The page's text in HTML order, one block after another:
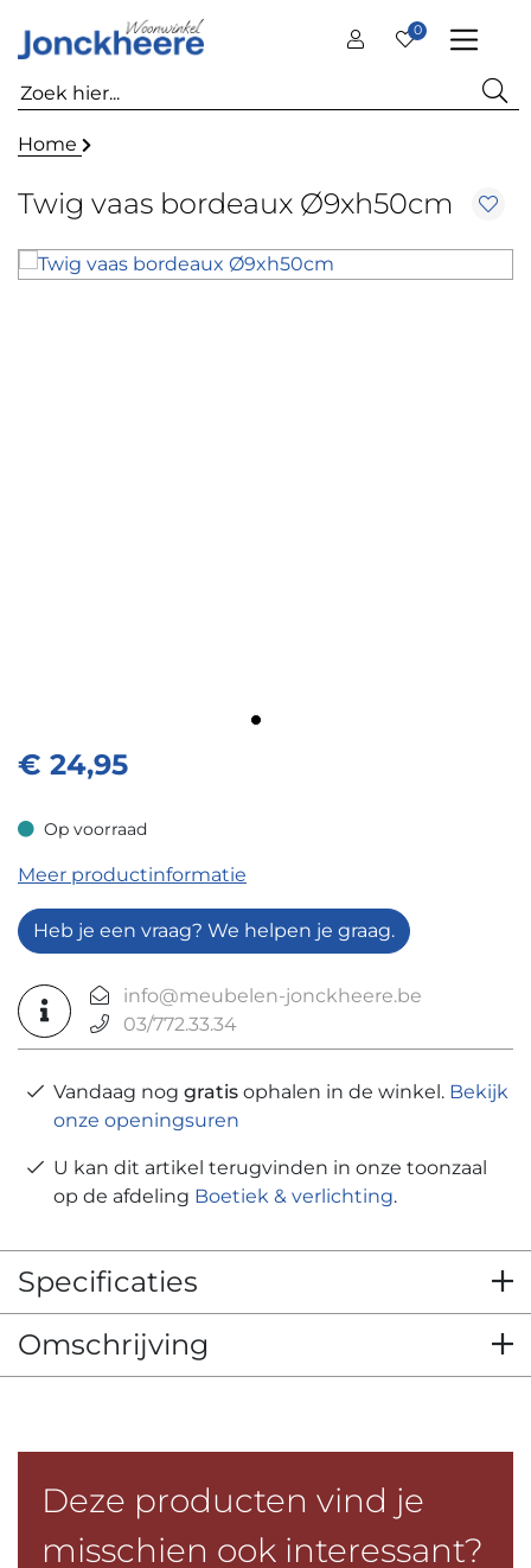
0
Home
Twig vaas bordeaux Ø9xh50cm
€ 24,95
Op voorraad
Op voorraad
Meer productinformatie
Heb je een vraag? We helpen je graag.
info@meubelen-jonckheere.be
03/772.33.34
Vandaag nog gratis ophalen in de winkel. Bekijk
onze openingsuren
U kan dit artikel terugvinden in onze toonzaal
op de afdeling Boetiek & verlichting.
Specificaties
Omschrijving
Deze producten vind je
misschien ook interessant?